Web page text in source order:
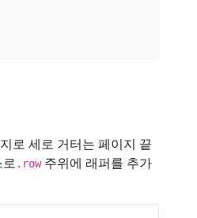
로 세로 거터는 페이지 끝
.row주위에 래퍼를 추가